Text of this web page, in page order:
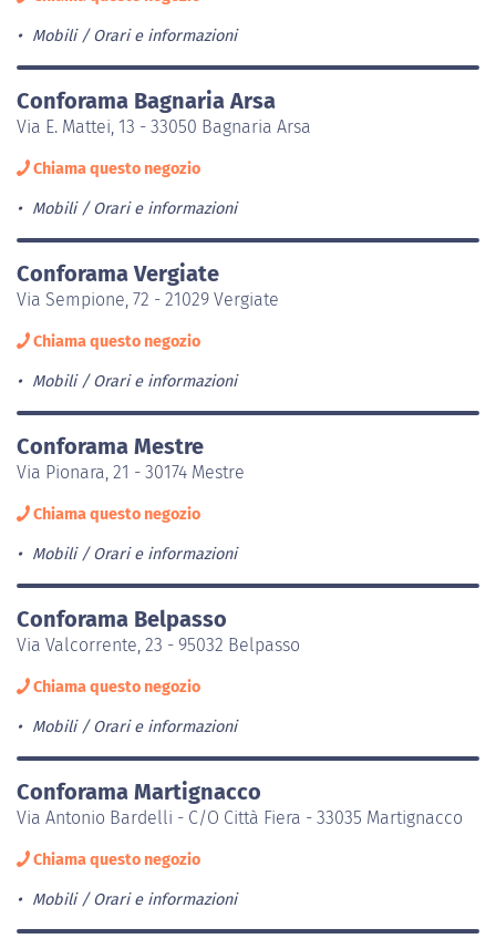
Mobili Orari e informazioni
Conforama Bagnaria Arsa
Via E. Mattei, 13 - 33050 Bagnaria Arsa
Chiama questo negozio
Mobili Orari e informazioni
Conforama Vergiate
Via Sempione, 72 - 21029 Vergiate
Chiama questo negozio
Mobili Orari e informazioni
Conforama Mestre
Via Pionara, 21 - 30174 Mestre
Chiama questo negozio
Mobili Orari e informazioni
Conforama Belpasso
Via Valcorrente, 23 - 95032 Belpasso
Chiama questo negozio
Mobili Orari e informazioni
Conforama Martignacco
Via Antonio Bardelli - C/O Città Fiera - 33035 Martignacco
Chiama questo negozio
Mobili Orari e informazioni